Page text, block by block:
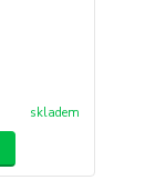
skladem